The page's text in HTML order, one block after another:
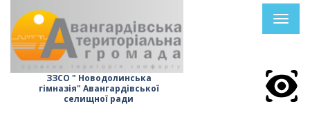
ЗЗСО " Новодолинська
гімназія" Авангардівської
селищної ради